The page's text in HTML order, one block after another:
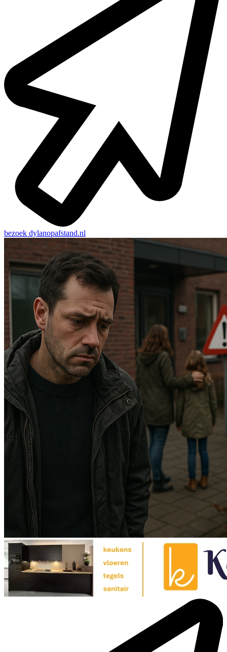
bezoek dylanopafstand.nl